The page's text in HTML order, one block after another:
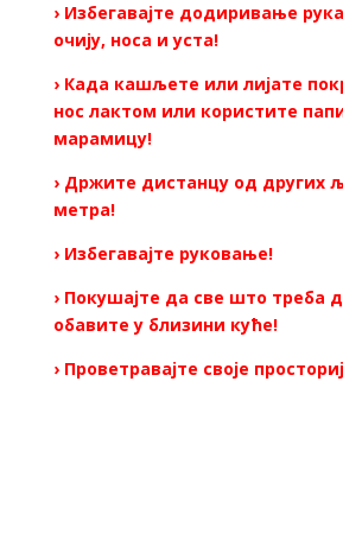
› Избегавајте додиривање
очију, носа и уста!
› Када кашљете или лијате
нос лактом или користите
марамицу!
› Држите дистанцу од других
метра!
› Избегавајте руковање!
› Покушајте да све што треба
обавите у близини куће!
› Проветравајте своје